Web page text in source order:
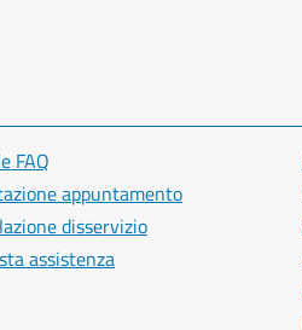
FAQ
appuntamento
disservizio
assistenza